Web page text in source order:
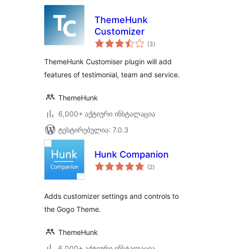
ThemeHunk
Customizer
(3საერთო
რეიტინგი
)
ThemeHunk Customiser plugin will add
features of testimonial, team and service.
ThemeHunk
6,000+ აქტიური ინსტალაცია
ტესტირებულია: 7.0.3
Hunk Companion
(2საერთო
რეიტინგი
)
Adds customizer settings and controls to
the Gogo Theme.
ThemeHunk